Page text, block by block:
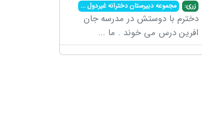
زری: مجموعه دبیرستان دخترانه غیردول...
دخترم با دوستش در مدرسه جان
افرین درس می خوند . ما ...